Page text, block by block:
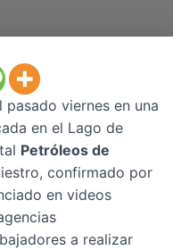
viernes en una
en el Lago de
Petróleos de
confirmado por
en videos
a realizar